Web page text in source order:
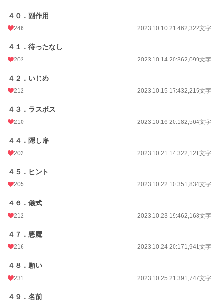
４０．副作用
246 2023.10.10 21:462,322文字
４１．待ったなし
202 2023.10.14 20:362,099文字
４２．いじめ
212 2023.10.15 17:432,215文字
４３．ラスボス
210 2023.10.16 20:182,564文字
４４．隠し扉
202 2023.10.21 14:322,121文字
４５．ヒント
205 2023.10.22 10:351,834文字
４６．儀式
212 2023.10.23 19:462,168文字
４７．悪魔
216 2023.10.24 20:171,941文字
４８．願い
231 2023.10.25 21:391,747文字
４９．名前